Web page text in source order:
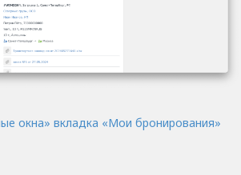
окна» ‎ вкладка «‎Мои бронирования»